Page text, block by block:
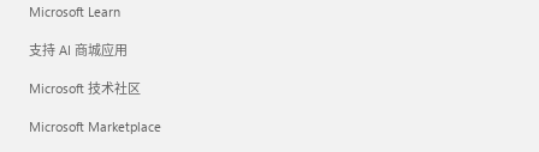
Microsoft Learn
支持 AI 商城应用
Microsoft 技术社区
Microsoft Marketplace